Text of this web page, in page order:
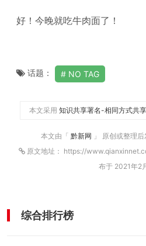
好！今晚就吃牛肉面了！
话题： NO TAG
本文采用 知识共享署名-相同方式共
本文由「 黔新网 」 原创或整理
原文地址： https://
布于 2021年2
综合排行榜